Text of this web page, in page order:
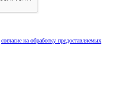
согласие на обработку предоставляемых